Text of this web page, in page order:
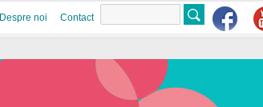
Despre noi Contact